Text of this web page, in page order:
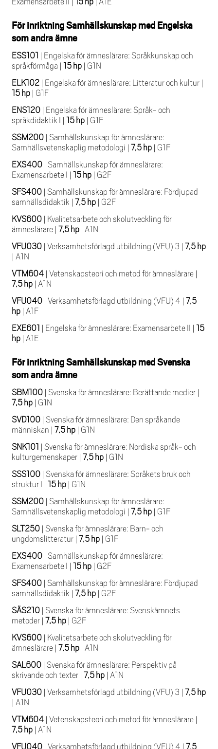
För inriktning Samhällskunskap med Engelska
som andra ämne
ESS101 | Engelska för ämneslärare: Språkkunskap och
språkförmåga | 15 hp | G1N
ELK102 | Engelska för ämneslärare: Litteratur och kultur |
15 hp | G1F
ENS120 | Engelska för ämneslärare: Språk- och
språkdidaktik I | 15 hp | G1F
SSM200 | Samhällskunskap för ämneslärare:
Samhällsvetenskaplig metodologi | 7,5 hp | G1F
EXS400 | Samhällskunskap för ämneslärare:
Examensarbete I | 15 hp | G2F
SFS400 | Samhällskunskap för ämneslärare: Fördjupad
samhällsdidaktik | 7,5 hp | G2F
KVS600 | Kvalitetsarbete och skolutveckling för
ämneslärare | 7,5 hp | A1N
VFU030 | Verksamhetsförlagd utbildning (VFU) 3 | 7,5 hp
| A1N
VTM604 | Vetenskapsteori och metod för ämneslärare |
7,5 hp | A1N
VFU040 | Verksamhetsförlagd utbildning (VFU) 4 | 7,5
hp | A1F
EXE601 | Engelska för ämneslärare: Examensarbete II | 15
hp | A1E
För inriktning Samhällskunskap med Svenska
som andra ämne
SBM100 | Svenska för ämneslärare: Berättande medier |
7,5 hp | G1N
SVD100 | Svenska för ämneslärare: Den språkande
människan | 7,5 hp | G1N
SNK101 | Svenska för ämneslärare: Nordiska språk- och
kulturgemenskaper | 7,5 hp | G1N
SSS100 | Svenska för ämneslärare: Språkets bruk och
struktur I | 15 hp | G1N
SSM200 | Samhällskunskap för ämneslärare:
Samhällsvetenskaplig metodologi | 7,5 hp | G1F
SLT250 | Svenska för ämneslärare: Barn- och
ungdomslitteratur | 7,5 hp | G1F
EXS400 | Samhällskunskap för ämneslärare:
Examensarbete I | 15 hp | G2F
SFS400 | Samhällskunskap för ämneslärare: Fördjupad
samhällsdidaktik | 7,5 hp | G2F
SÄS210 | Svenska för ämneslärare: Svenskämnets
metoder | 7,5 hp | G2F
KVS600 | Kvalitetsarbete och skolutveckling för
ämneslärare | 7,5 hp | A1N
SAL600 | Svenska för ämneslärare: Perspektiv på
skrivande och texter | 7,5 hp | A1N
VFU030 | Verksamhetsförlagd utbildning (VFU) 3 | 7,5 hp
| A1N
VTM604 | Vetenskapsteori och metod för ämneslärare |
7,5 hp | A1N
VFU040 | Verksamhetsförlagd utbildning (VFU) 4 | 7,5